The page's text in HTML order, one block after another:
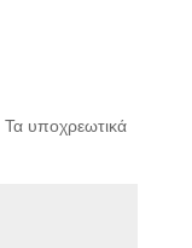
Τα υποχρεωτικά